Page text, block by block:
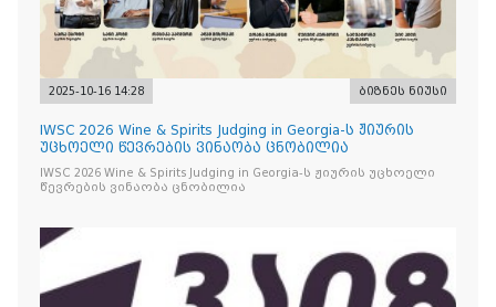
2025-10-16 14:28 ბიზნეს ნიუსი
IWSC 2026 Wine & Spirits Judging in Georgia-ს ჟიურის
უცხოელი წევრების ვინაობა ცნობილია
IWSC 2026 Wine & Spirits Judging in Georgia-ს ჟიურის უცხოელი
წევრების ვინაობა ცნობილია